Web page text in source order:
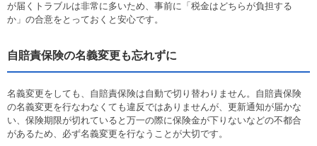
が届くトラブルは非常に多いため、事前に「税金はどちらが負担する
か」の合意をとっておくと安心です。
自賠責保険の名義変更も忘れずに
名義変更をしても、自賠責保険は自動で切り替わりません。自賠責保険
の名義変更を行なわなくても違反ではありませんが、更新通知が届かな
い、保険期限が切れていると万一の際に保険金が下りないなどの不都合
があるため、必ず名義変更を行なうことが大切です。